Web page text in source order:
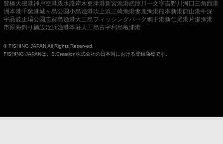
豊橋大磯港神戸空港親水護岸木更津港新宮漁港武庫川一文字吉野川河口 三角西港
洲本港千葉港城ヶ島公園小島漁港吹上浜三崎漁港妻鹿漁港熊本新港館山港牛深
宇品波止場公園志賀島漁港大三島フィッシングパーク網干港新仁尾港 片瀬漁港
市原海釣り施設姪浜漁港本荘人工島古宇利島亀浦港
© FISHING JAPAN All Rights Reserved.
FISHING JAPANは、B.Creation株式会社の日本国における登録商標です。